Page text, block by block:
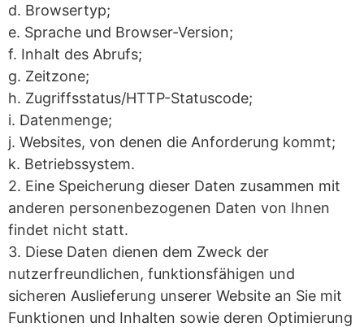
d. Browsertyp;
e. Sprache und Browser-Version;
f. Inhalt des Abrufs;
g. Zeitzone;
h. Zugriffsstatus/HTTP-Statuscode;
i. Datenmenge;
j. Websites, von denen die Anforderung kommt;
k. Betriebssystem.
2. Eine Speicherung dieser Daten zusammen mit
anderen personenbezogenen Daten von Ihnen
findet nicht statt.
3. Diese Daten dienen dem Zweck der
nutzerfreundlichen, funktionsfähigen und
sicheren Auslieferung unserer Website an Sie mit
Funktionen und Inhalten sowie deren Optimierung